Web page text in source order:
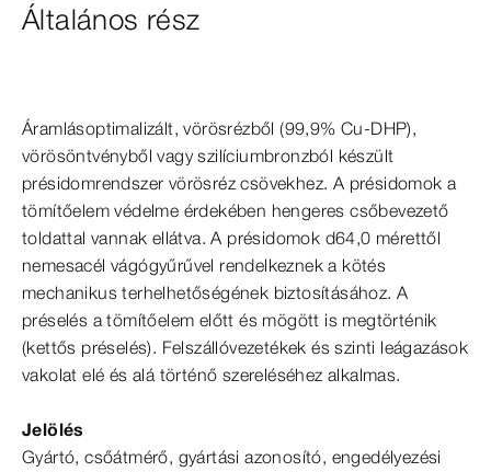
Általános rész
Áramlásoptimalizált, vörösrézből(99,9% Cu-​DHP),
vörösöntvényből vagy szilíciumbronzból készült
présidomrendszer vörösréz csövekhez. A présidomok a
tömítőelem védelme érdekében hengeres csőbevezető
toldattal vannak ellátva. A présidomok d64,0 mérettől
nemesacél vágógyűrűvel rendelkeznek a kötés
mechanikus terhelhetőségének biztosításához. A
préselés a tömítőelem előtt és mögött is megtörténik
(kettős préselés). Felszállóvezetékek és szinti leágazások
vakolat elé és alá történő szereléséhez alkalmas.
Jelölés
Gyártó, csőátmérő, gyártási azonosító, engedélyezési